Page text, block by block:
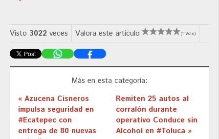
Visto 3022 veces Valora este artículo (1 Voto)
Más en esta categoría:
« Azucena Cisneros
impulsa seguridad en
#Ecatepec con
entrega de 80 nuevas
Remiten 25 autos al
corralón durante
operativo Conduce sin
Alcohol en #Toluca »